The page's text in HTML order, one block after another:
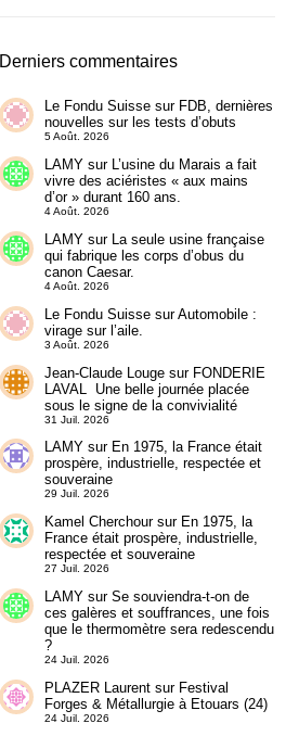
Derniers commentaires
Le Fondu Suissesur FDB, dernières
nouvelles sur les tests d’obuts
5 Août. 2026
LAMYsur L’usine du Marais a fait
vivre des aciéristes « aux mains
d’or » durant 160 ans.
4 Août. 2026
LAMYsur La seule usine française
qui fabrique les corps d’obus du
canon Caesar.
4 Août. 2026
Le Fondu SuissesurAutomobile :
virage sur l’aile.
3 Août. 2026
Jean-Claude Lougesur FONDERIE
LAVAL Une belle journée placée
sous le signe de la convivialité
31 Juil. 2026
LAMYsur En 1975, la France était
prospère, industrielle, respectée et
souveraine
29 Juil. 2026
Kamel Cherchoursur En 1975, la
France était prospère, industrielle,
respectée et souveraine
27 Juil. 2026
LAMYsur Se souviendra-t-on de
ces galères et souffrances, une fois
que le thermomètre sera redescendu
?
24 Juil. 2026
PLAZER Laurentsur Festival
Forges & Métallurgie à Etouars (24)
24 Juil. 2026